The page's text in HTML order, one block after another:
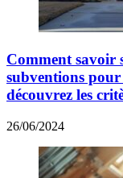
Comment savoir
subventions pour
découvrez les
26/06/2024